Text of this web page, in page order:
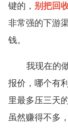
键的， 别把回
非常强的下游
钱。
我现在的
报价，哪个有
里最多压三天
虽然赚得不多